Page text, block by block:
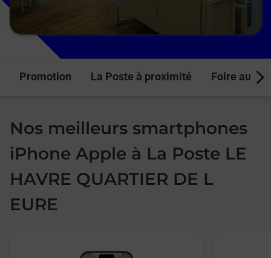
Promotion La Poste à proximité Foire aux
Nos meilleurs smartphones
iPhone Apple à La Poste LE
HAVRE QUARTIER DE L
EURE